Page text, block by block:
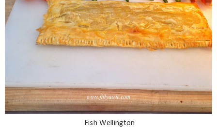
Fish Wellington